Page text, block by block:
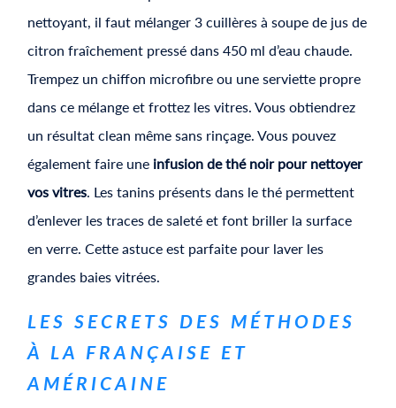
nettoyant, il faut mélanger 3 cuillères à soupe de jus de
citron fraîchement pressé dans 450 ml d’eau chaude.
Trempez un chiffon microfibre ou une serviette propre
dans ce mélange et frottez les vitres. Vous obtiendrez
un résultat clean même sans rinçage. Vous pouvez
également faire une infusion de thé noir pour nettoyer
vos vitres. Les tanins présents dans le thé permettent
d’enlever les traces de saleté et font briller la surface
en verre. Cette astuce est parfaite pour laver les
grandes baies vitrées.
LES SECRETS DES MÉTHODES
À LA FRANÇAISE ET
AMÉRICAINE